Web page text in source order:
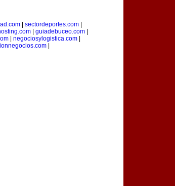
| sectordeportes.com|
guiadebuceo.com
| negociosylogistica.com|
|